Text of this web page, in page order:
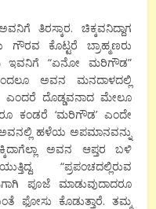
ತಿರಸ್ಕಾರ. ಚಿಕ್ಕವನಿದ್ದಾಗ
ಕೊಟ್ಟರೆ ಬ್ರಾಹ್ಮಣರು
ಇವನಿಗೆ “ಏನೋ ಮರಿಗೌಡ”
ಅವನ ಮನದಾಳದಲ್ಲಿ
ಎಂದರೆ ದೊಡ್ಡವನಾದ ಮೇಲೂ
ಕಂಡರೆ ‘ಮರಿಗೌಡ’ ಎಂದೇ
ಅವನಲ್ಲಿ ಹಳೆಯ ಅಪಮಾನವನ್ನು
ಅವನ ಆಪ್ತರ ಬಳಿ
“ಪ್ರಪಂಚದಲ್ಲಿರುವ
ಪೂಜೆ ಮಾಡುವುದಾದರೂ
ಫೋಸು ಕೊಡುತ್ತಾರೆ. ತಮ್ಮ